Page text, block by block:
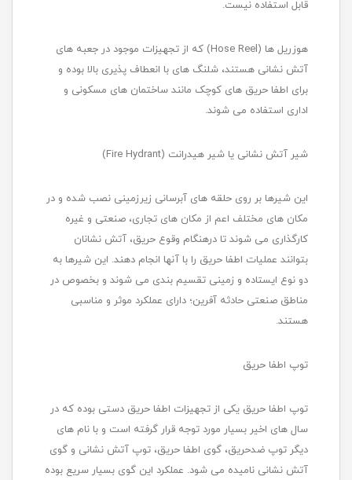
قابل استفاده نیست.
هوزریل ها (Hose Reel) که از تجهیزات موجود در جعبه های
آتش نشانی هستند، شلنگ های با انعطاف پذیری بالا بوده و
برای اطفا حریق های کوچک مانند ساختمان های مسکونی و
اداری استفاده می شوند.
شیر آتش نشانی یا شیر هیدرانت (Fire Hydrant)
این شیرها بر روی حلقه های آبرسانی زیرزمینی نصب شده و در
مکان های مختلف اعم از مکان های تجاری، صنعتی و غیره
کارگذاری می شوند تا درهنگام وقوع حریق، آتش نشانان
بتوانند عملیات اطفا حریق را با آنها انجام دهند. این شیرها به
دو نوع ایستاده و زمینی تقسیم بندی می شوند و بخصوص در
مناطق صنعتی حادثه آفرین؛ دارای عملکرد موثر و مناسبی
هستند.
توپ اطفا حریق
توپ اطفا حریق یکی از تجهیزات اطفا حریق دستی بوده که در
سال های اخیر بسیار مورد توجه قرار گرفته است و با نام های
دیگر توپ ضدحریق، گوی اطفا حریق، توپ آتش نشانی و گوی
آتش نشانی نامیده می شود. عملکرد این گوی بسیار سریع بوده